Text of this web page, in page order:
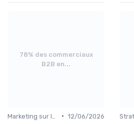
78% des commerciaux
B2B en...
• 12/06/2026